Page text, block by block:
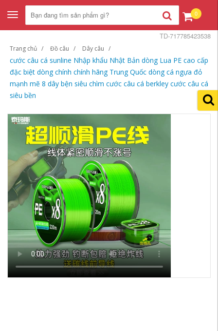
Toggle
navigation
0
Trang chủ Đồ câu Dây câu
cước câu cá sunline Nhập khẩu Nhật Bản dòng Lua PE cao cấp
đặc biệt dòng chính chính hãng Trung Quốc dòng cá ngựa đỏ
mạnh mẽ 8 dây bện siêu chìm cước câu cá berkley cước câu cá
siêu bền
TD-717785423538